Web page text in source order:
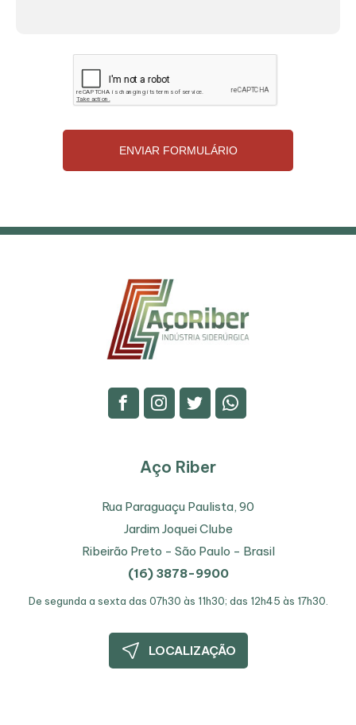
ENVIAR FORMULÁRIO
Aço Riber
Rua Paraguaçu Paulista, 90
Jardim Joquei Clube
Ribeirão Preto - São Paulo - Brasil
(16) 3878-9900
De segunda a sexta das 07h30 às 11h30; das 12h45 às 17h30.
LOCALIZAÇÃO